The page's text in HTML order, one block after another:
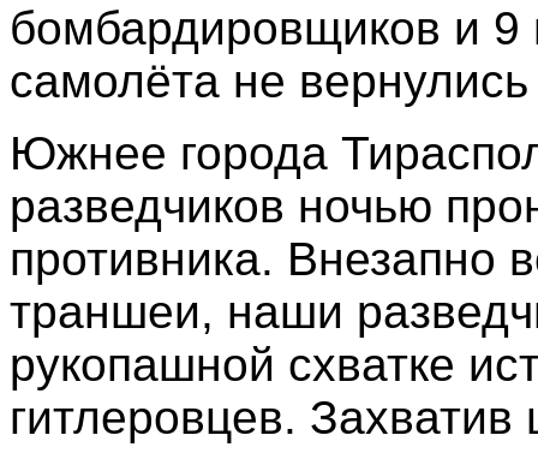
бомбардировщиков и
самолёта не
Южнее города
разведчиков ночью
противника. Внезапно
траншеи, наши
рукопашной схватке
гитлеровцев.